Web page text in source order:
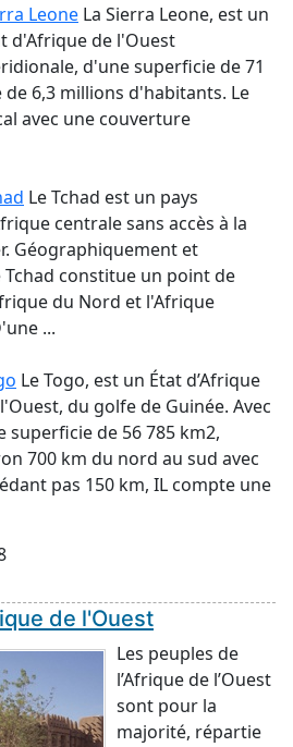
Leone La Sierra Leone, est un
d'Afrique de l'Ouest
d'une superficie de 71
de 6,3 millions d'habitants. Le
avec une couverture
Le Tchad est un pays
centrale sans accès à la
Géographiquement et
constitue un point de
du Nord et l'Afrique
...
Le Togo, est un État d’Afrique
du golfe de Guinée. Avec
superficie de 56 785 km2,
700 km du nord au sud avec
pas 150 km, IL compte une
de l'Ouest
Les peuples de
l’Afrique de l’Ouest
sont pour la
majorité, répartie